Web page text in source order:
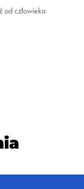
od człowieka